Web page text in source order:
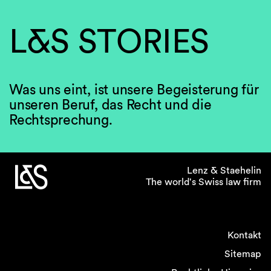
L&S STORIES
Was uns eint, ist unsere Begeisterung für
unseren Beruf, das Recht und die
Rechtsprechung.
Lenz & Staehelin
The world's Swiss law firm
Kontakt
Sitemap